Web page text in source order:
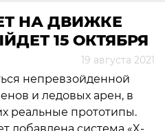
НА ДВИЖКЕ
15 ОКТЯБРЯ
19 августа 2021
непревзойденной
и ледовых арен, в
реальные прототипы.